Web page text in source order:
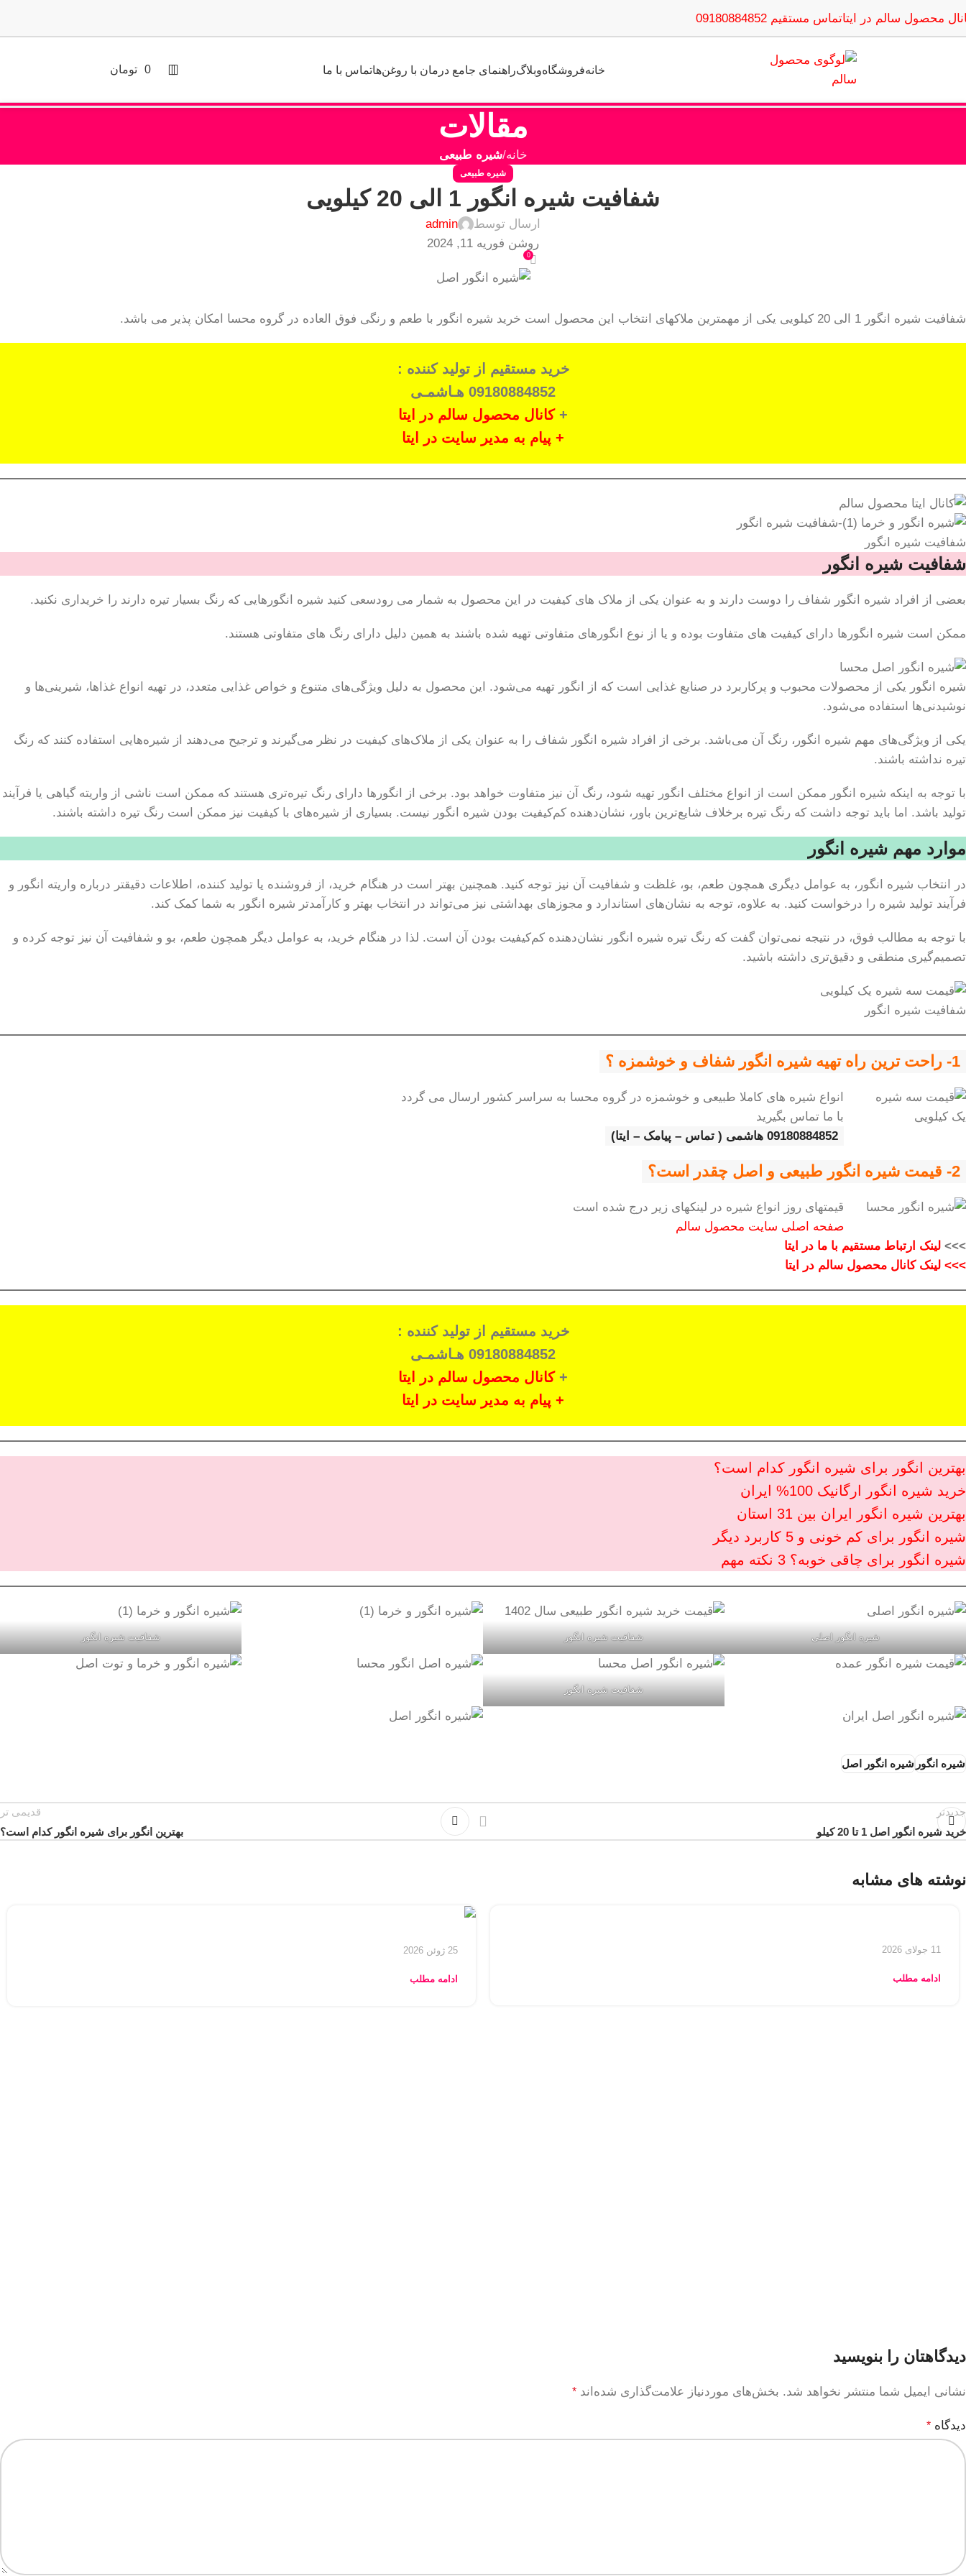
محصول سالم در ایتاتماس مستقیم 09180884852
خانهفروشگاهوبلاگراهنمای جامع درمان با روغن‌هاتماس با ما 0 تومان
مقالات
خانه شیره طبیعی
شیره طبیعی
شفافیت شیره انگور 1 الی 20 کیلویی
ارسال توسط
admin
روشن فوریه 11, 2024
0
شفافیت شیره انگور 1 الی 20 کیلویی یکی از مهمترین ملاکهای انتخاب این محصول است خرید شیره انگور با طعم و رنگی فوق العاده در گروه محسا امکان پذیر می باشد.
خرید مستقیم از تولید کننده :
09180884852 هـاشمـی
+کانال محصول سالم در ایتا
+ پیام به مدیر سایت در ایتا
شفافیت شیره انگور
شفافیت شیره انگور
بعضی از افراد شیره انگور شفاف را دوست دارند و به عنوان یکی از ملاک های کیفیت در این محصول به شمار می رودسعی کنید شیره انگورهایی که رنگ بسیار تیره دارند را خریداری نکنید.
ممکن است شیره انگورها دارای کیفیت های متفاوت بوده و یا از نوع انگورهای متفاوتی تهیه شده باشند به همین دلیل دارای رنگ های متفاوتی هستند.
شیره انگور یکی از محصولات محبوب و پرکاربرد در صنایع غذایی است که از انگور تهیه می‌شود. این محصول به دلیل ویژگی‌های متنوع و خواص غذایی متعدد، در تهیه انواع غذاها، شیرینی‌ها و
نوشیدنی‌ها استفاده می‌شود.
یکی از ویژگی‌های مهم شیره انگور، رنگ آن می‌باشد. برخی از افراد شیره انگور شفاف را به عنوان یکی از ملاک‌های کیفیت در نظر می‌گیرند و ترجیح می‌دهند از شیره‌هایی استفاده کنند که رنگ
تیره نداشته باشند.
با توجه به اینکه شیره انگور ممکن است از انواع مختلف انگور تهیه شود، رنگ آن نیز متفاوت خواهد بود. برخی از انگورها دارای رنگ تیره‌تری هستند که ممکن است ناشی از واریته گیاهی یا فرآیند
تولید باشد. اما باید توجه داشت که رنگ تیره برخلاف شایع‌ترین باور، نشان‌دهنده کم‌کیفیت بودن شیره انگور نیست. بسیاری از شیره‌های با کیفیت نیز ممکن است رنگ تیره داشته باشند.
موارد مهم شیره انگور
در انتخاب شیره انگور، به عوامل دیگری همچون طعم، بو، غلظت و شفافیت آن نیز توجه کنید. همچنین بهتر است در هنگام خرید، از فروشنده یا تولید کننده، اطلاعات دقیقتر درباره واریته انگور و
فرآیند تولید شیره را درخواست کنید. به علاوه، توجه به نشان‌های استاندارد و مجوزهای بهداشتی نیز می‌تواند در انتخاب بهتر و کارآمدتر شیره انگور به شما کمک کند.
با توجه به مطالب فوق، در نتیجه نمی‌توان گفت که رنگ تیره شیره انگور نشان‌دهنده کم‌کیفیت بودن آن است. لذا در هنگام خرید، به عوامل دیگر همچون طعم، بو و شفافیت آن نیز توجه کرده و
تصمیم‌گیری منطقی و دقیق‌تری داشته باشید.
شفافیت شیره انگور
1- راحت ترین راه تهیه شیره انگور شفاف و خوشمزه ؟
انواع شیره های کاملا طبیعی و خوشمزه در گروه محسا به سراسر کشور ارسال می گردد
با ما تماس بگیرید
09180884852 هاشمی ( تماس – پیامک – ایتا)
2- قیمت شیره انگور طبیعی و اصل چقدر است؟
قیمتهای روز انواع شیره در لینکهای زیر درج شده است
صفحه اصلی سایت محصول سالم
>>> لینک ارتباط مستقیم با ما در ایتا
>>> لینک کانال محصول سالم در ایتا
خرید مستقیم از تولید کننده :
09180884852 هـاشمـی
+کانال محصول سالم در ایتا
+ پیام به مدیر سایت در ایتا
بهترین انگور برای شیره انگور کدام است؟
خرید شیره انگور ارگانیک 100% ایران
بهترین شیره انگور ایران بین 31 استان
شیره انگور برای کم خونی و 5 کاربرد دیگر
شیره انگور برای چاقی خوبه؟ 3 نکته مهم
شیره انگور اصلی شفافیت شیره انگور شفافیت شیره انگور
شفافیت شیره انگور
شیره انگور شیره انگور اصل
جدیدتر
خرید شیره انگور اصل 1 تا 20 کیلو
قدیمی تر
بهترین انگور برای شیره انگور کدام است؟
نوشته های مشابه
11 جولای 2026
ادامه مطلب
25 ژوئن 2026
ادامه مطلب
دیدگاهتان را بنویسید
نشانی ایمیل شما منتشر نخواهد شد. بخش‌های موردنیاز علامت‌گذاری شده‌اند *
دیدگاه *